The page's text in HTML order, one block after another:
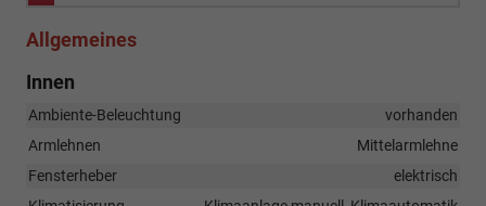
Allgemeines
Innen
Ambiente-Beleuchtung
vorhanden
Armlehnen
Mittelarmlehne
Fensterheber
elektrisch